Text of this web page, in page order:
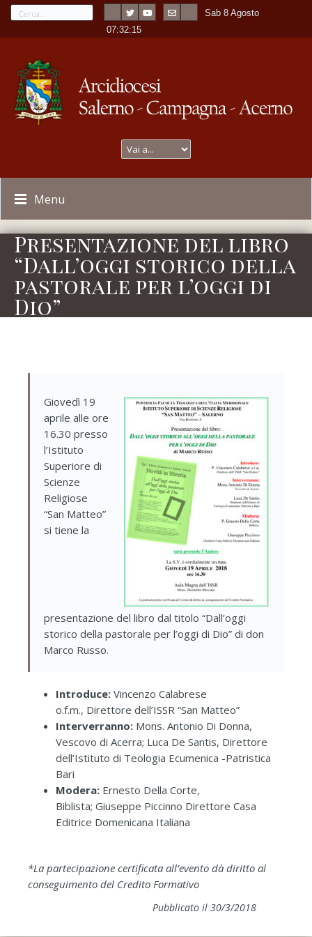
Sab 8 Agosto
-07:32:15
Menu
Presentazione del libro
“Dall’oggi storico della
pastorale per l’oggi di
Dio”
Giovedì 19
aprile alle ore
16.30 presso
l’Istituto
Superiore di
Scienze
Religiose
“San Matteo”
si tiene la
presentazione del libro dal titolo “Dall’oggi
storico della pastorale per l’oggi di Dio” di don
Marco Russo.
Introduce: Vincenzo Calabrese
o.f.m., Direttore dell’ISSR “San Matteo”
Interverranno: Mons. Antonio Di Donna,
Vescovo di Acerra; Luca De Santis, Direttore
dell’Istituto di Teologia Ecumenica -Patristica
Bari
Modera: Ernesto Della Corte,
Biblista; Giuseppe Piccinno Direttore Casa
Editrice Domenicana Italiana
*La partecipazione certificata all’evento dà diritto al
conseguimento del Credito Formativo
Pubblicato il 30/3/2018